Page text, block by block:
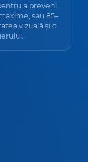
a preveni
sau 85–
vizuală și o